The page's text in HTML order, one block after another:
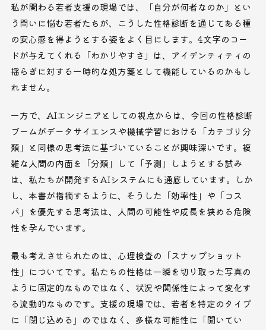
私が関わる若者支援の現場では、「自分が何者なのか」とい
う問いに悩む若者たちが、こうした性格診断を通じてある種
の安心感を得ようとする姿をよく目にします。4文字のコー
ドが与えてくれる「わかりやすさ」は、アイデンティティの
揺らぎに対する一時的な処方箋として機能しているのかもし
れません。
一方で、AIエンジニアとしての視点からは、今回の性格診断
ブームがデータサイエンスや機械学習における「カテゴリ分
類」と同様の思考法に基づいていることが興味深いです。複
雑な人間の内面を「分類」して「予測」しようとする試み
は、私たちが開発するAIシステムにも通底しています。しか
し、本書が指摘するように、そうした「効率性」や「コス
パ」を優先する思考法は、人間の可能性や成長を狭める危険
性を孕んでいます。
最も考えさせられたのは、心理検査の「スナップショット
性」についてです。私たちの性格は一瞬を切り取った写真の
ように固定的なものではなく、状況や関係性によって変化す
る流動的なものです。支援の現場では、若者を特定のタイプ
に「閉じ込める」のではなく、多様な可能性に「開いてい